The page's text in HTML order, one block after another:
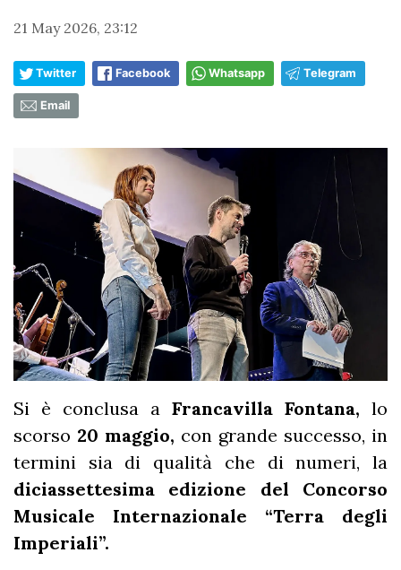
21 May 2026, 23:12
Twitter Facebook Whatsapp Telegram
Email
Si è conclusa a Francavilla Fontana, lo
scorso 20 maggio, con grande successo, in
termini sia di qualità che di numeri, la
diciassettesima edizione del Concorso
Musicale Internazionale “Terra degli
Imperiali”.